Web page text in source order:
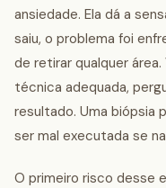
ansiedade. Ela dá a
saiu, o problema foi
de retirar qualquer
técnica adequada,
resultado. Uma biópsia
ser mal executada se
O primeiro risco desse